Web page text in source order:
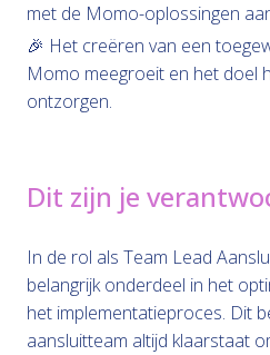
met de Momo-oplossingen
🎉 Het creëren van een
Momo meegroeit en het doel
ontzorgen.
Dit zijn je
In de rol als Team Lead
belangrijk onderdeel in het
het implementatieproces. Dit
aansluitteam altijd klaarstaat